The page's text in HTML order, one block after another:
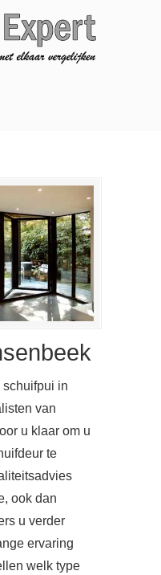
schuifpui in
van
u klaar om u
te
ook dan
u verder
ervaring
welk type